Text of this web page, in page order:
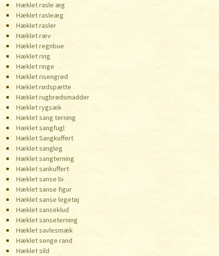
Hæklet rasle æg
Hæklet rasleæg
Hæklet rasler
Hæklet ræv
Hæklet regnbue
Hæklet ring
Hæklet ringe
Hæklet risengrød
Hæklet rødspætte
Hæklet rugbrødsmadder
Hæklet rygsæk
Hæklet sang terning
Hæklet sangfugl
Hæklet Sangkuffert
Hæklet sangleg
Hæklet sangterning
Hæklet sankuffert
Hæklet sanse bi
Hæklet sanse figur
Hæklet sanse legetøj
Hæklet sanseklud
Hæklet sanseterning
Hæklet savlesmæk
Hæklet senge rand
Hæklet sild